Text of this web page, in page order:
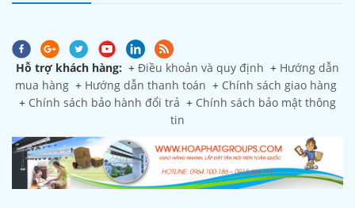
Hỗ trợ khách hàng: + Điều khoản và quy định + Hướng dẫn
mua hàng + Hướng dẫn thanh toán + Chính sách giao hàng
+ Chính sách bảo hành đổi trả + Chính sách bảo mật thông
tin